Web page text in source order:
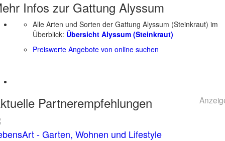
Infos zur Gattung Alyssum
Alle Arten und Sorten der Gattung Alyssum (Steinkraut) im
Überblick: Übersicht Alyssum (Steinkraut)
Preiswerte Angebote von online suchen
Partnerempfehlungen
- Garten, Wohnen und Lifestyle